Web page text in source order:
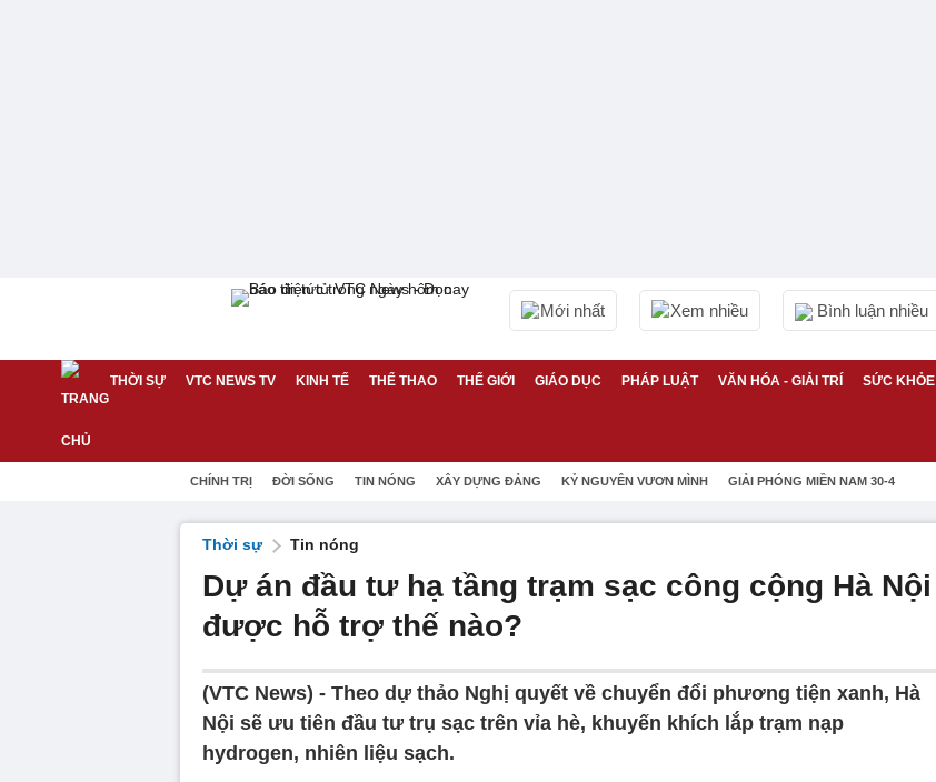
Mới nhất Xem nhiều Bình luận nhiều
THỜI SỰ VTC NEWS TV KINH TẾ THỂ THAO THẾ GIỚI GIÁO DỤC PHÁP LUẬT VĂN HÓA - GIẢI TRÍ SỨC KHỎE
CHÍNH TRỊ ĐỜI SỐNG TIN NÓNG XÂY DỰNG ĐẢNG KỶ NGUYÊN VƯƠN MÌNH GIẢI PHÓNG MIỀN NAM 30-4
Thời sự Tin nóng
Dự án đầu tư hạ tầng trạm sạc công cộng Hà Nội
được hỗ trợ thế nào?
(VTC News) - Theo dự thảo Nghị quyết về chuyển đổi phương tiện xanh, Hà
Nội sẽ ưu tiên đầu tư trụ sạc trên vỉa hè, khuyến khích lắp trạm nạp
hydrogen, nhiên liệu sạch.